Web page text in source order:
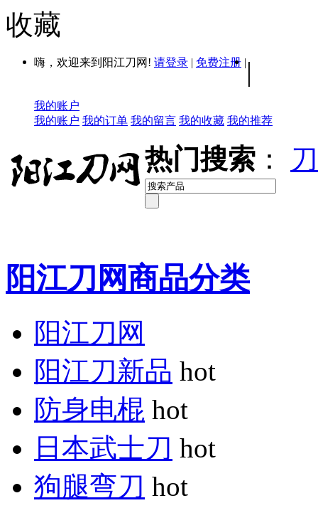
收藏
嗨，欢迎来到阳江刀网! 请登录 | 免费注册 | |
我的账户
我的账户 我的订单 我的留言 我的收藏 我的推荐
热门搜索 ：
阳江刀网商品分类
阳江刀网
阳江刀新品 hot
防身电棍 hot
日本武士刀 hot
狗腿弯刀 hot